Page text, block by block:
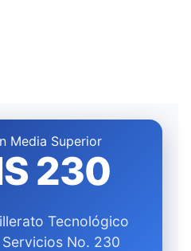
Media Superior
230
Tecnológico
No. 230